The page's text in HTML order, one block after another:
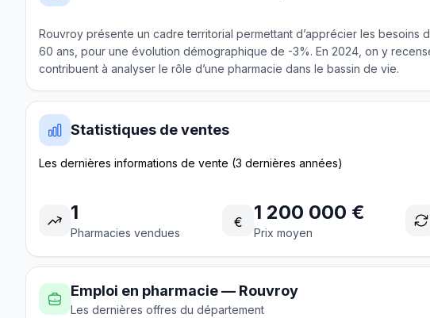
Rouvroy présente un cadre territorial permettant d’apprécier les besoins
60 ans, pour une évolution démographique de -3%. En 2024, on y
contribuent à analyser le rôle d’une pharmacie dans le bassin de vie.
Statistiques de ventes
Les dernières informations de vente (3 dernières années)
1
Pharmacies vendues
€ 1 200 000 €
Prix moyen
Emploi en pharmacie — Rouvroy
Les dernières offres du département